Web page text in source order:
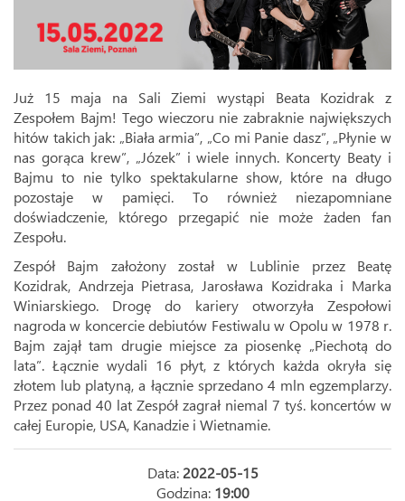
Już 15 maja na Sali Ziemi wystąpi Beata Kozidrak z
Zespołem Bajm! Tego wieczoru nie zabraknie największych
hitów takich jak: „Biała armia”, „Co mi Panie dasz”, „Płynie w
nas gorąca krew”, „Józek” i wiele innych. Koncerty Beaty i
Bajmu to nie tylko spektakularne show, które na długo
pozostaje w pamięci. To również niezapomniane
doświadczenie, którego przegapić nie może żaden fan
Zespołu.
Zespół Bajm założony został w Lublinie przez Beatę
Kozidrak, Andrzeja Pietrasa, Jarosława Kozidraka i Marka
Winiarskiego. Drogę do kariery otworzyła Zespołowi
nagroda w koncercie debiutów Festiwalu w Opolu w 1978 r.
Bajm zajął tam drugie miejsce za piosenkę „Piechotą do
lata”. Łącznie wydali 16 płyt, z których każda okryła się
złotem lub platyną, a łącznie sprzedano 4 mln egzemplarzy.
Przez ponad 40 lat Zespół zagrał niemal 7 tyś. koncertów w
całej Europie, USA, Kanadzie i Wietnamie.
Data: 2022-05-15
Godzina: 19:00